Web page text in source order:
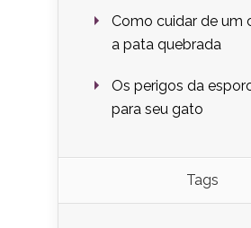
Como cuidar de um
a pata quebrada
Os perigos da
para seu gato
Tags